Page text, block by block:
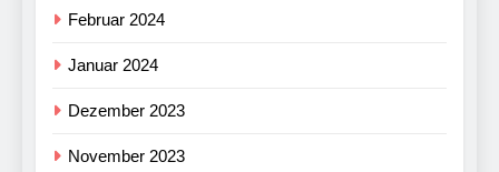
Februar 2024
Januar 2024
Dezember 2023
November 2023